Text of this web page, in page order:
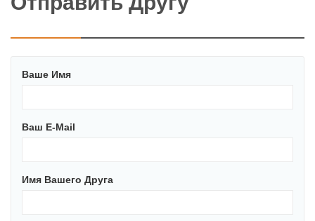
Ваше Имя
Ваш E-Mail
Имя Вашего Друга